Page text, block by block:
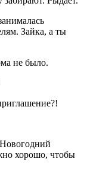
Зайка, а ты
не было.
хорошо, чтобы